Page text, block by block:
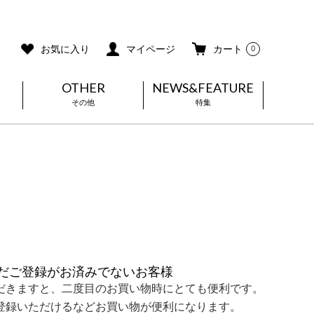
お気に入り マイページ カート 0
OTHER
その他
NEWS&FEATURE
特集
ご登録がお済みでないお客様
ますと、二度目のお買い物時にとても便利です。
いただけるなどお買い物が便利になります。